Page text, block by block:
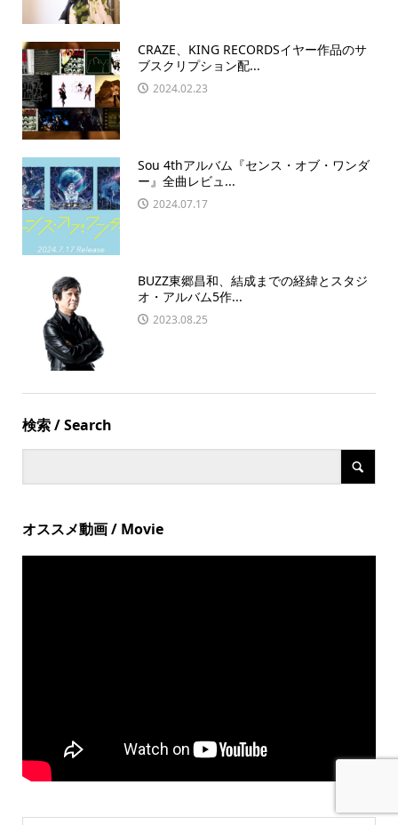
CRAZE、KING RECORDSイヤー作品のサ
ブスクリプション配...
2024.02.23
Sou 4thアルバム『センス・オブ・ワンダ
ー』全曲レビュ...
2024.07.17
BUZZ東郷昌和、結成までの経緯とスタジ
オ・アルバム5作...
2023.08.25
検索 / Search
オススメ動画 / Movie